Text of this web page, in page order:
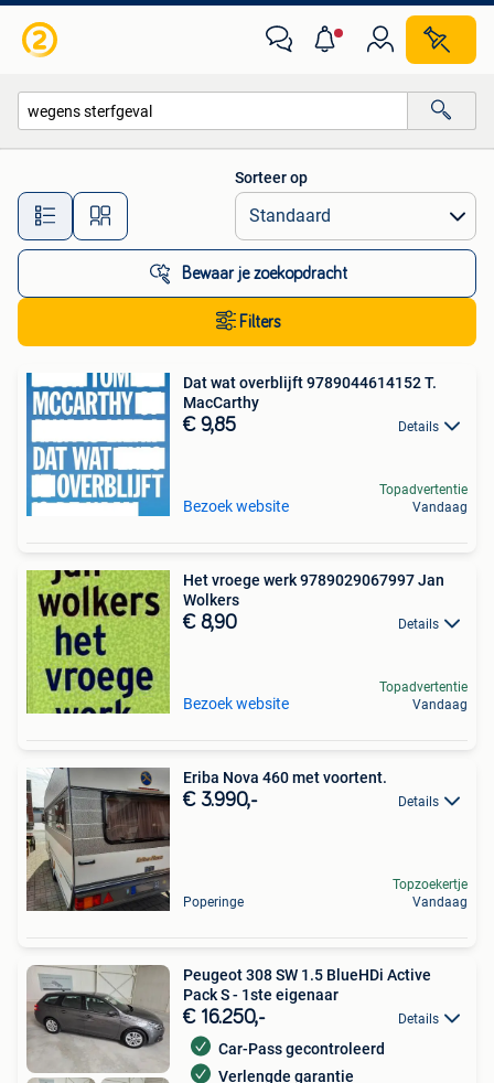
Alle afstanden…
Sorteer op
Bewaar je zoekopdracht
Filters
Dat wat overblijft 9789044614152 T.
MacCarthy
€ 9,85 Details
Bezoek website
Topadvertentie
Vandaag
Het vroege werk 9789029067997 Jan
Wolkers
€ 8,90 Details
Bezoek website
Topadvertentie
Vandaag
Eriba Nova 460 met voortent.
€ 3.990,- Details
Poperinge
Topzoekertje
Vandaag
Peugeot 308 SW 1.5 BlueHDi Active
Pack S - 1ste eigenaar
€ 16.250,- Details
Car-Pass gecontroleerd
Verlengde garantie